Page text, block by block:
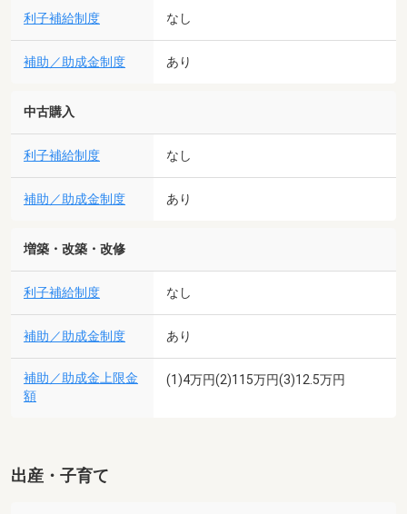
利子補給制度 なし
補助／助成金制度 あり
中古購入
利子補給制度 なし
補助／助成金制度 あり
増築・改築・改修
利子補給制度 なし
補助／助成金制度 あり
補助／助成金上限金
額
(1)4万円(2)115万円(3)12.5万円
出産・子育て